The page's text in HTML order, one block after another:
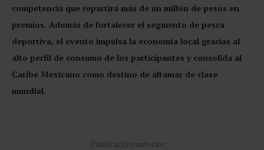
competencia que repartirá más de un millón de pesos en
premios. Además de fortalecer el segmento de pesca
deportiva, el evento impulsa la economía local gracias al
alto perfil de consumo de los participantes y consolida al
Caribe Mexicano como destino de altamar de clase
mundial.
Publicación anterior